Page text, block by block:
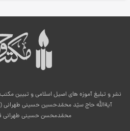
نشر و تبلیغ آموزه های اصیل اسلامی و تبیین مکتب
آیةالله حاج سیّد محمّدحسین حسینی طهرانی
محمّدمحسن حسینی طهرانی